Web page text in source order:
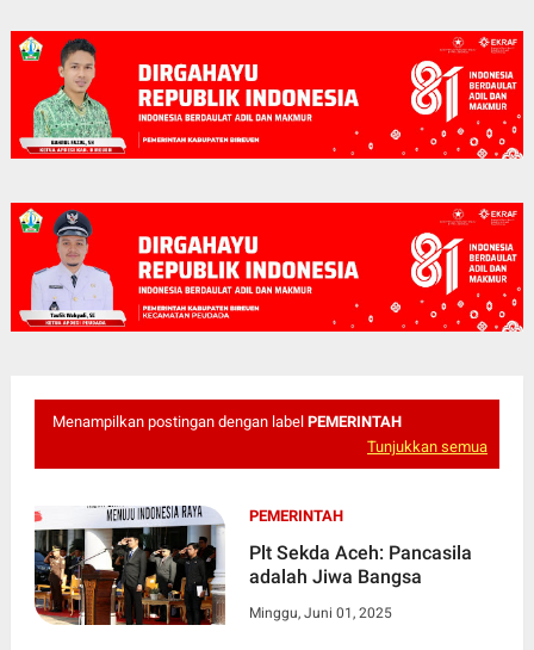
Menampilkan postingan dengan label PEMERINTAH
Tunjukkan semua
PEMERINTAH
Plt Sekda Aceh: Pancasila
adalah Jiwa Bangsa
Minggu, Juni 01, 2025